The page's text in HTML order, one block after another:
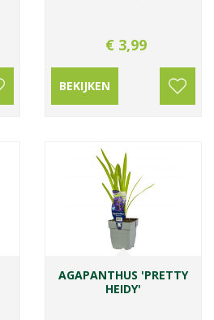
€ 3,99
BEKIJKEN
AGAPANTHUS 'PRETTY
HEIDY'